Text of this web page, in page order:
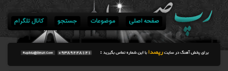
صفحه اصلی موضوعات جستجو کانال تلگرام